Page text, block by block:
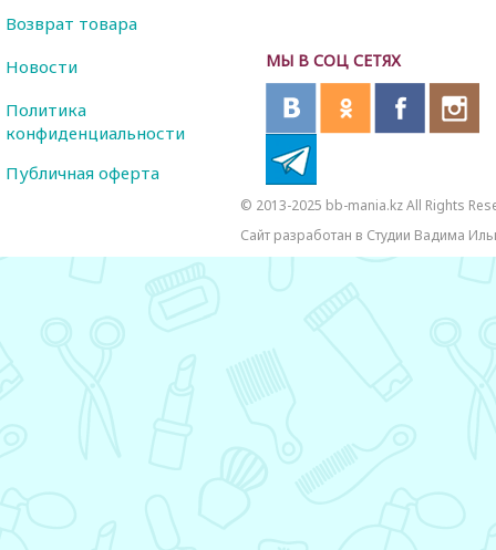
МЫ В СОЦ СЕТЯХ
Возврат товара
Новости
Политика
конфиденциальности
Публичная оферта
© 2013-2025 bb-mania.kz All Rights
Сайт разработан в Студии Вадима